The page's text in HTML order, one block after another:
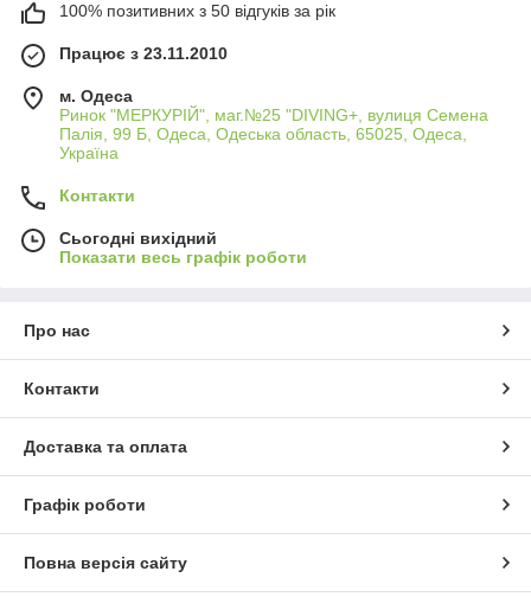
100% позитивних з 50 відгуків за рік
Працює з 23.11.2010
м. Одеса
Ринок "МЕРКУРІЙ", маг.№25 "DIVING+, вулиця Семена
Палія, 99 Б, Одеса, Одеська область, 65025, Одеса,
Україна
Контакти
Сьогодні вихідний
Показати весь графік роботи
Про нас
Контакти
Доставка та оплата
Графік роботи
Повна версія сайту